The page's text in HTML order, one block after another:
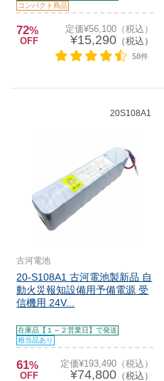
コンパクト商品
72%
OFF
定価¥56,100（税込）
¥15,290（税込）
58件
20S108A1
古河電池
20-S108A1 古河電池製新品 自
動火災報知設備用予備電源 受
信機用 24V...
在庫品【１～２営業日】で発送
相当品あり
61%
OFF
定価¥193,490（税込）
¥74,800（税込）